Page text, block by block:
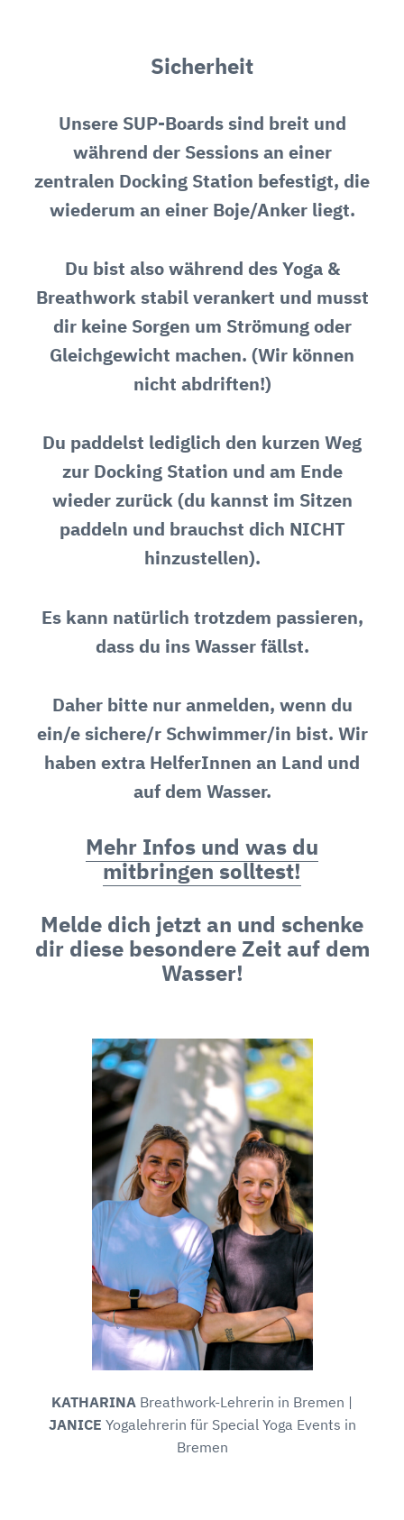
Sicherheit
Unsere SUP-Boards sind breit und
während der Sessions an einer
zentralen Docking Station befestigt, die
wiederum an einer Boje/Anker liegt.
Du bist also während des Yoga &
Breathwork stabil verankert und musst
dir keine Sorgen um Strömung oder
Gleichgewicht machen. (Wir können
nicht abdriften!)
Du paddelst lediglich den kurzen Weg
zur Docking Station und am Ende
wieder zurück (du kannst im Sitzen
paddeln und brauchst dich NICHT
hinzustellen).
Es kann natürlich trotzdem passieren,
dass du ins Wasser fällst.
Daher bitte nur anmelden, wenn du
ein/e sichere/r Schwimmer/in bist. Wir
haben extra HelferInnen an Land und
auf dem Wasser.
Mehr Infos und was du
mitbringen solltest!
Melde dich jetzt an und schenke
dir diese besondere Zeit auf dem
Wasser!
KATHARINA Breathwork-Lehrerin in Bremen |
JANICE Yogalehrerin für Special Yoga Events in
Bremen